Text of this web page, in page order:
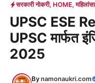
सरकारी नोकरी, HOME,
UPSC ESE
UPSC मार्फत
2025
Bynamonaukri.com